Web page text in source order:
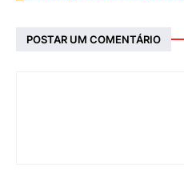
POSTAR UM COMENTÁRIO